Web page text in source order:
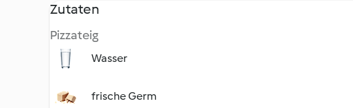
Zutaten
Pizzateig
Wasser
frische Germ